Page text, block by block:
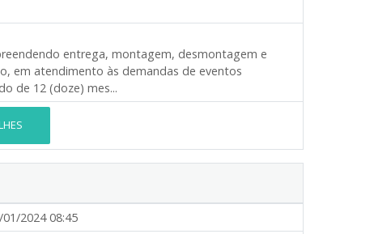
entrega, montagem, desmontagem e
em atendimento às demandas de eventos
de 12 (doze) mes...
2024 08:45